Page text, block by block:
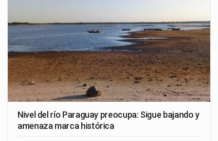
Nivel del río Paraguay preocupa: Sigue bajando y
amenaza marca histórica